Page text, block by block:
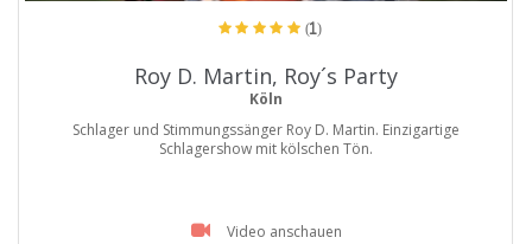
(1)
Roy D. Martin, Roy´s Party
Köln
Schlager und Stimmungssänger Roy D. Martin. Einzigartige
Schlagershow mit kölschen Tön.
Video anschauen